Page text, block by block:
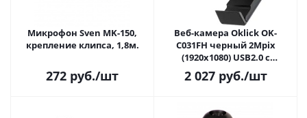
Микрофон Sven MK-150,
крепление клипса, 1,8м.
272 руб./шт
Веб-камера Oklick OK-
C031FH черный 2Mpix
(1920x1080) USB2.0 с
микрофоном
2 027руб./шт